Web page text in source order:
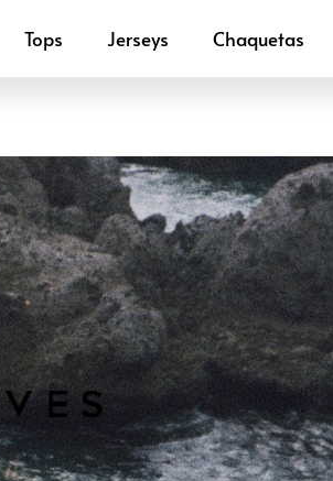
Tops Jerseys Chaquetas